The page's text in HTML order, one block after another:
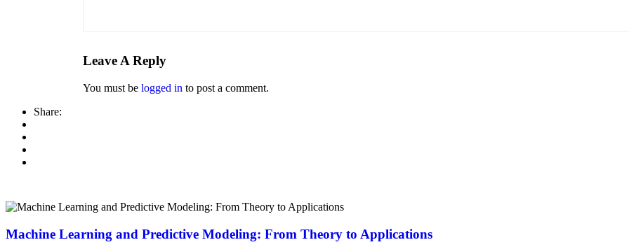
Leave A Reply
You must be logged in to post a comment.
Share:
Machine Learning and Predictive Modeling: From Theory to Applications